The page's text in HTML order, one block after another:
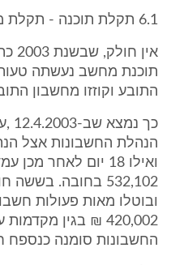
6.1 תקלת תוכנה - תקלת מחשב בחישובי הנתבעת
תוכנת מחשב נעשתה
התובע וקוזזו מחשבון
ואילו 18 יום
532,102 בחובה.
ובוטלו מאות פעולות
420,002 ₪ בגין
החשבונות סומנה כנספח